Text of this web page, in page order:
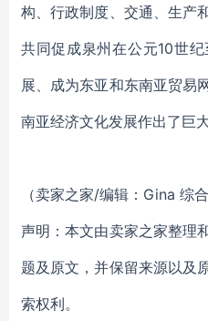
构、行政制度、交通、生产
共同促成泉州在公元10世
展、成为东亚和东南亚贸易
南亚经济文化发展作出了巨大
（卖家之家/编辑：Gina 综
声明：本文由卖家之家整理
题及原文，并保留来源以及
索权利。